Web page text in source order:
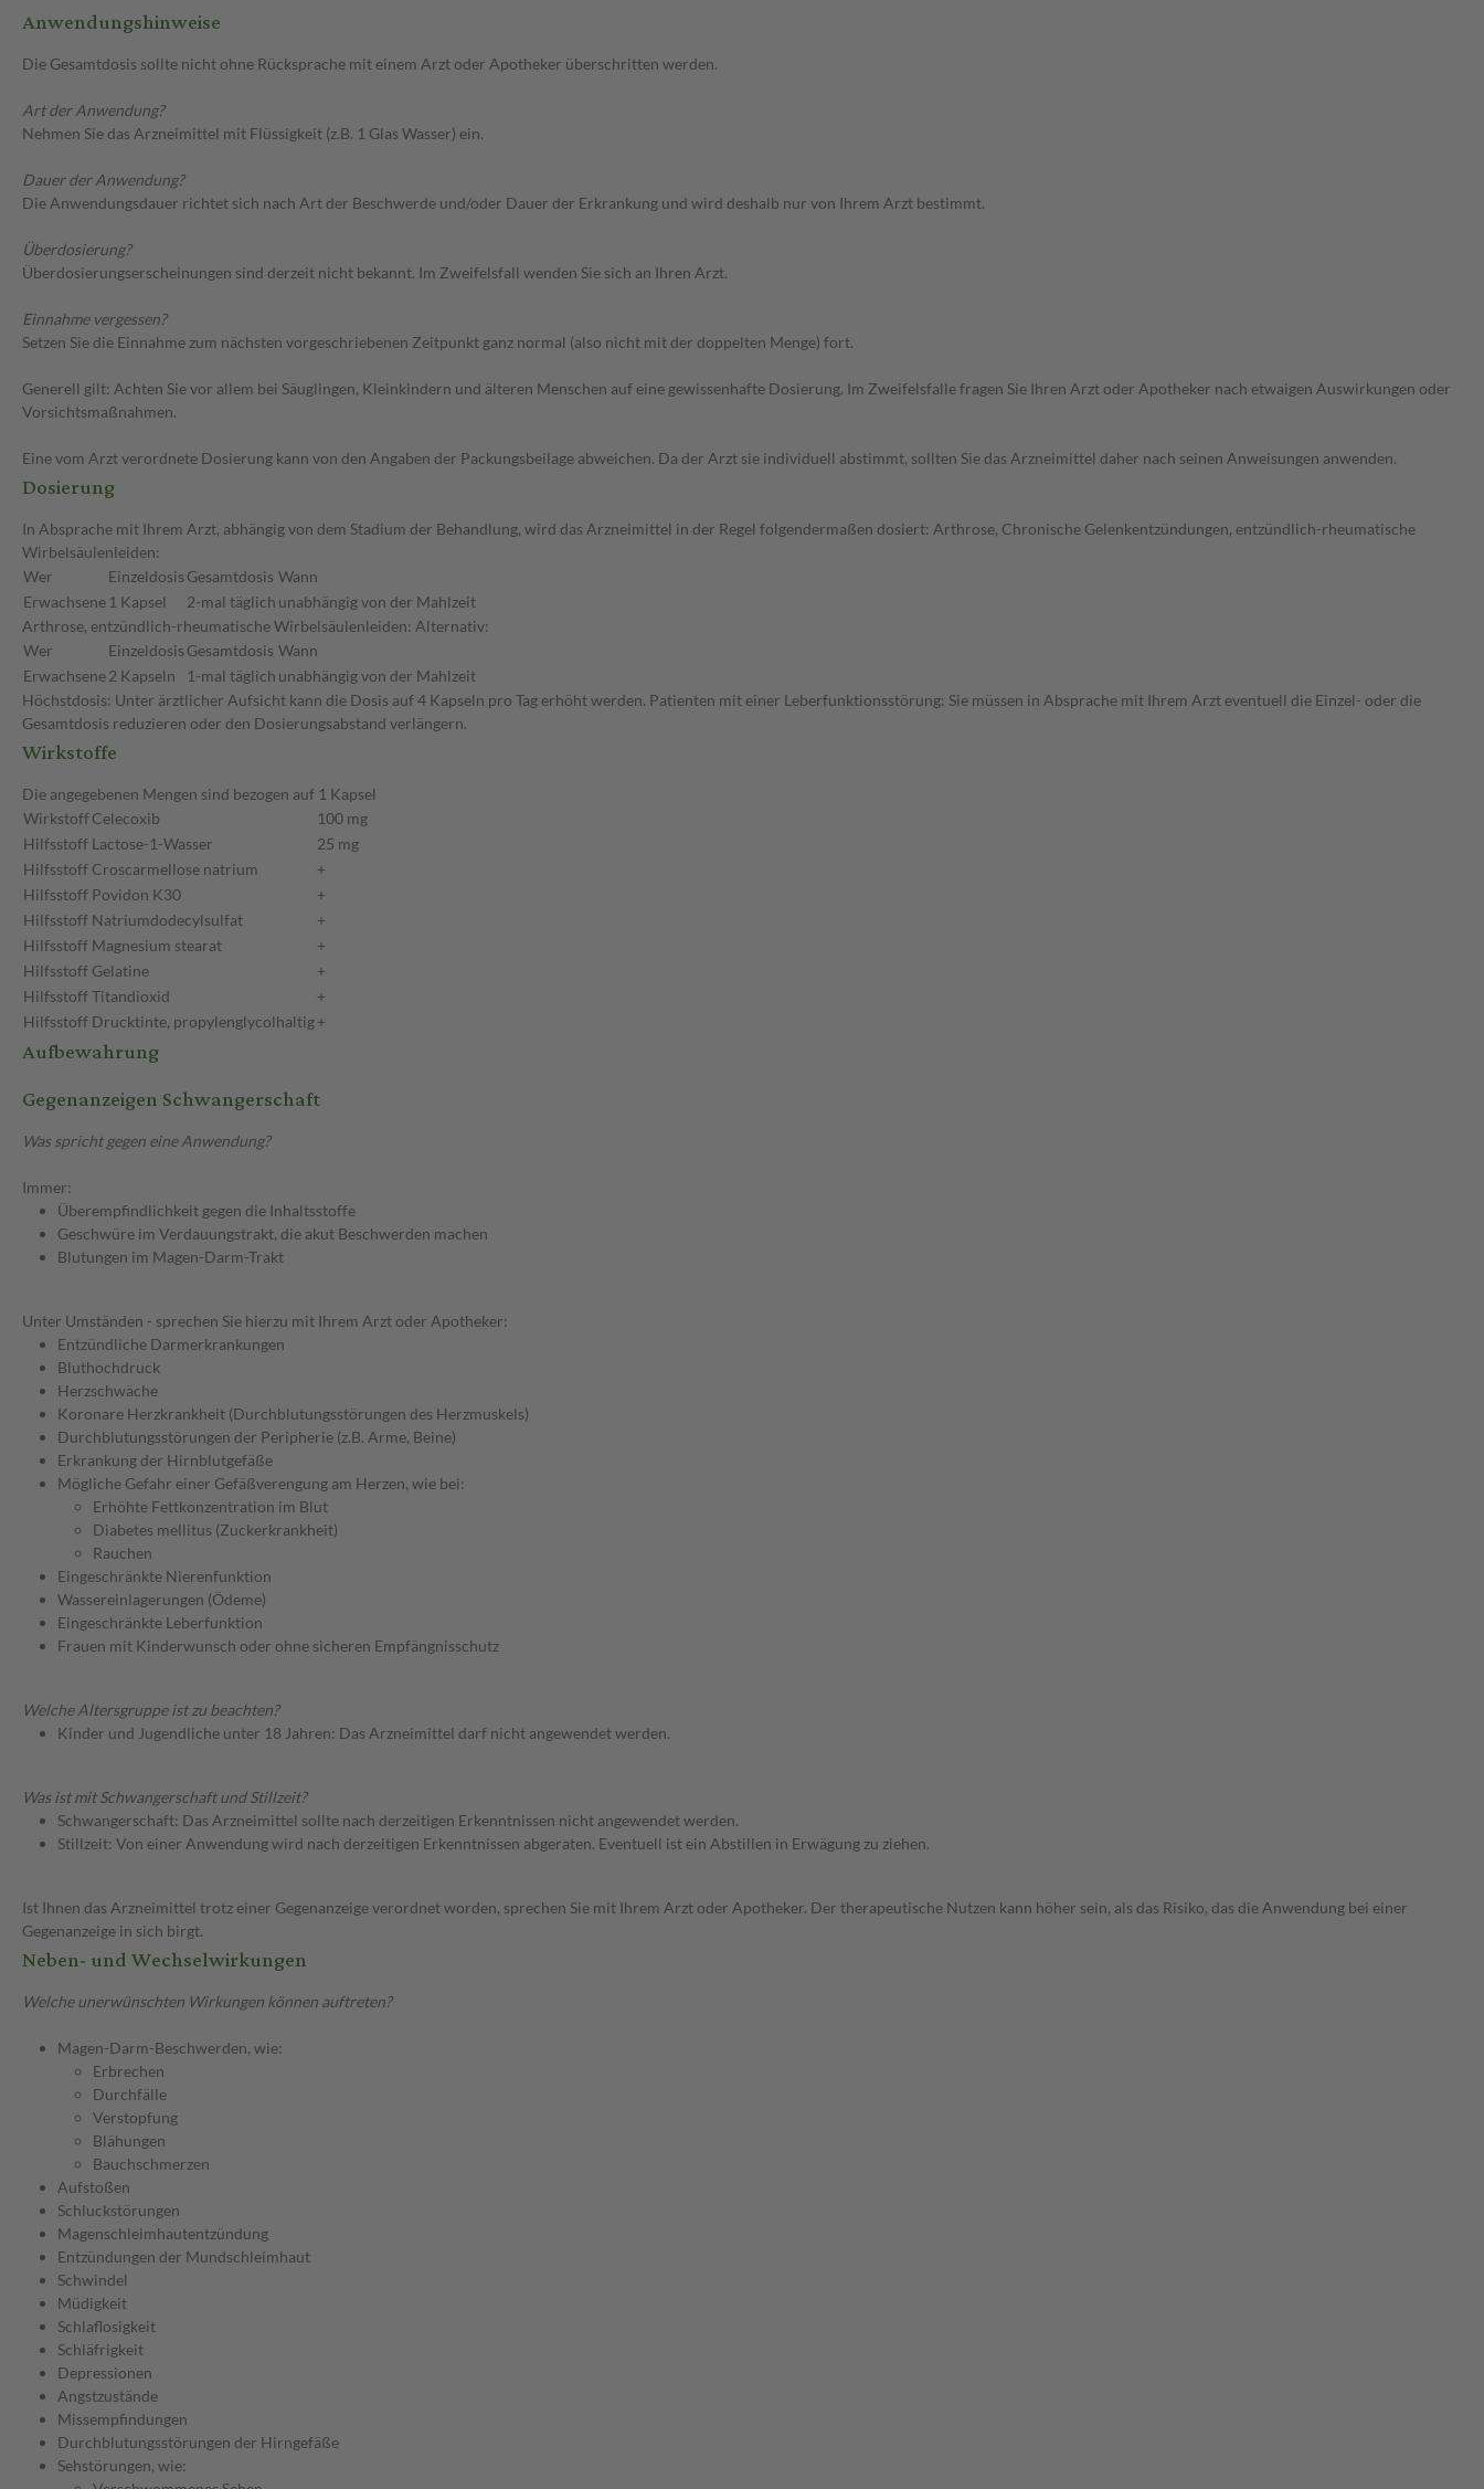
Anwendungshinweise
Die Gesamtdosis sollte nicht ohne Rücksprache mit einem Arzt oder Apotheker überschritten werden.
Art der Anwendung?
Nehmen Sie das Arzneimittel mit Flüssigkeit (z.B. 1 Glas Wasser) ein.
Dauer der Anwendung?
Die Anwendungsdauer richtet sich nach Art der Beschwerde und/oder Dauer der Erkrankung und wird deshalb nur von Ihrem Arzt bestimmt.
Überdosierung?
Überdosierungserscheinungen sind derzeit nicht bekannt. Im Zweifelsfall wenden Sie sich an Ihren Arzt.
Einnahme vergessen?
Setzen Sie die Einnahme zum nächsten vorgeschriebenen Zeitpunkt ganz normal (also nicht mit der doppelten Menge) fort.
Generell gilt: Achten Sie vor allem bei Säuglingen, Kleinkindern und älteren Menschen auf eine gewissenhafte Dosierung. Im Zweifelsfalle fragen Sie Ihren Arzt oder Apotheker nach etwaigen Auswirkungen oder
Vorsichtsmaßnahmen.
Eine vom Arzt verordnete Dosierung kann von den Angaben der Packungsbeilage abweichen. Da der Arzt sie individuell abstimmt, sollten Sie das Arzneimittel daher nach seinen Anweisungen anwenden.
Dosierung
In Absprache mit Ihrem Arzt, abhängig von dem Stadium der Behandlung, wird das Arzneimittel in der Regel folgendermaßen dosiert: Arthrose, Chronische Gelenkentzündungen, entzündlich-rheumatische
Wirbelsäulenleiden:
Wer
Einzeldosis Gesamtdosis Wann
Erwachsene 1 Kapsel 2-mal täglich unabhängig von der Mahlzeit
Arthrose, entzündlich-rheumatische Wirbelsäulenleiden: Alternativ:
Wer
Einzeldosis Gesamtdosis Wann
Erwachsene2 Kapseln 1-mal täglich unabhängig von der Mahlzeit
Höchstdosis: Unter ärztlicher Aufsicht kann die Dosis auf 4 Kapseln pro Tag erhöht werden. Patienten mit einer Leberfunktionsstörung: Sie müssen in Absprache mit Ihrem Arzt eventuell die Einzel- oder die
Gesamtdosis reduzieren oder den Dosierungsabstand verlängern.
Wirkstoffe
Die angegebenen Mengen sind bezogen auf 1 Kapsel
WirkstoffCelecoxib
100 mg
Hilfsstoff Lactose-1-Wasser
25 mg
Hilfsstoff Croscarmellose natrium
+
Hilfsstoff Povidon K30
+
Hilfsstoff Natriumdodecylsulfat
+
Hilfsstoff Magnesium stearat
+
Hilfsstoff Gelatine
+
HilfsstoffTitandioxid
+
Hilfsstoff Drucktinte, propylenglycolhaltig+
Aufbewahrung
Gegenanzeigen Schwangerschaft
Was spricht gegen eine Anwendung?
Immer:
Überempfindlichkeit gegen die Inhaltsstoffe
Geschwüre im Verdauungstrakt, die akut Beschwerden machen
Blutungen im Magen-Darm-Trakt
Unter Umständen - sprechen Sie hierzu mit Ihrem Arzt oder Apotheker:
Entzündliche Darmerkrankungen
Bluthochdruck
Herzschwäche
Koronare Herzkrankheit (Durchblutungsstörungen des Herzmuskels)
Durchblutungsstörungen der Peripherie (z.B. Arme, Beine)
Erkrankung der Hirnblutgefäße
Mögliche Gefahr einer Gefäßverengung am Herzen, wie bei:
Erhöhte Fettkonzentration im Blut
Diabetes mellitus (Zuckerkrankheit)
Rauchen
Eingeschränkte Nierenfunktion
Wassereinlagerungen (Ödeme)
Eingeschränkte Leberfunktion
Frauen mit Kinderwunsch oder ohne sicheren Empfängnisschutz
Welche Altersgruppe ist zu beachten?
Kinder und Jugendliche unter 18 Jahren: Das Arzneimittel darf nicht angewendet werden.
Was ist mit Schwangerschaft und Stillzeit?
Schwangerschaft: Das Arzneimittel sollte nach derzeitigen Erkenntnissen nicht angewendet werden.
Stillzeit: Von einer Anwendung wird nach derzeitigen Erkenntnissen abgeraten. Eventuell ist ein Abstillen in Erwägung zu ziehen.
Ist Ihnen das Arzneimittel trotz einer Gegenanzeige verordnet worden, sprechen Sie mit Ihrem Arzt oder Apotheker. Der therapeutische Nutzen kann höher sein, als das Risiko, das die Anwendung bei einer
Gegenanzeige in sich birgt.
Neben- und Wechselwirkungen
Welche unerwünschten Wirkungen können auftreten?
Magen-Darm-Beschwerden, wie:
Erbrechen
Durchfälle
Verstopfung
Blähungen
Bauchschmerzen
Aufstoßen
Schluckstörungen
Magenschleimhautentzündung
Entzündungen der Mundschleimhaut
Schwindel
Müdigkeit
Schlaflosigkeit
Schläfrigkeit
Depressionen
Angstzustände
Missempfindungen
Durchblutungsstörungen der Hirngefäße
Sehstörungen, wie: